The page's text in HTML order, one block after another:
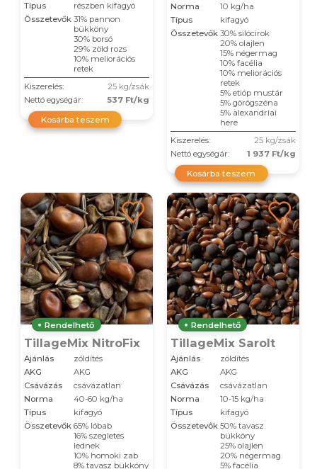
Típus
részben kifagyó
Összetevők 31% pannon
bükköny
30% borsó
29% zöld rozs
10% meliorációs
retek
Kiszerelés:
25 kg/zsák
Nettó egységár:
537 Ft/kg
Kosárba teszem
Norma
10 kg/ha
Típus
kifagyó
Összetevők 30% silócirok
20% olajlen
15% négermag
10% facélia
10% meliorációs
retek
5% etióp mustár
5% görögszéna
5% alexandriai
here
Kiszerelés:
25 kg/zsák
Nettó egységár:
1 937 Ft/kg
Kosárba teszem
Rendelhető
TillageMix NitroFix
Ajánlás
zöldítés
AKG
AKG
Csávázás
csávázatlan
Norma
40-60 kg/ha
Típus
kifagyó
Összetevők 65% lóbab
16% szegletes
lednek
10% homoki zab
8% tavasz bükköny
Rendelhető
TillageMix Sarolt
Ajánlás
zöldítés
AKG
AKG
Csávázás
csávázatlan
Norma
10-15 kg/ha
Típus
kifagyó
Összetevők 50% tavasz
bükköny
25% olajlen
20% négermag
5% facélia